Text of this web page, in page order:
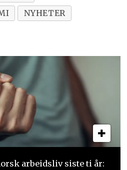
NYHETER
arbeidsliv siste ti år: